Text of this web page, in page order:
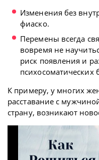
Изменения без
фиаско.
Перемены всегда
вовремя не
риск появления и
психосоматических
К примеру, у многих
расставание с
страну, возникают